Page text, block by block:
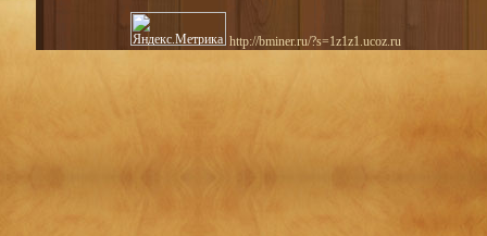
http://bminer.ru/?s=1z1z1.ucoz.ru